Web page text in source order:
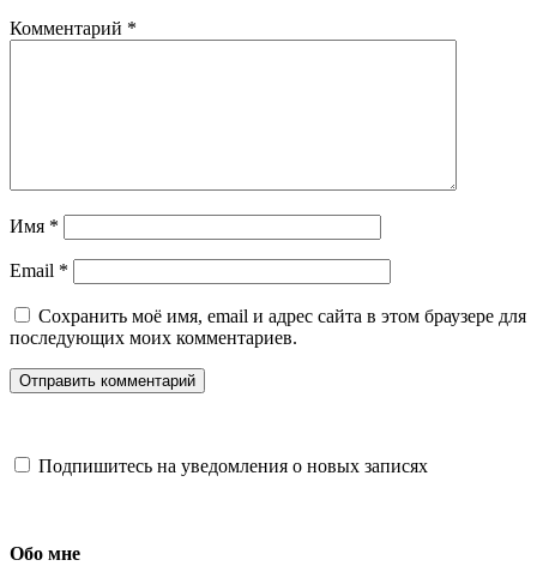
Комментарий *
Имя *
Email *
Сохранить моё имя, email и адрес сайта в этом браузере для
последующих моих комментариев.
Подпишитесь на уведомления о новых записях
Обо мне